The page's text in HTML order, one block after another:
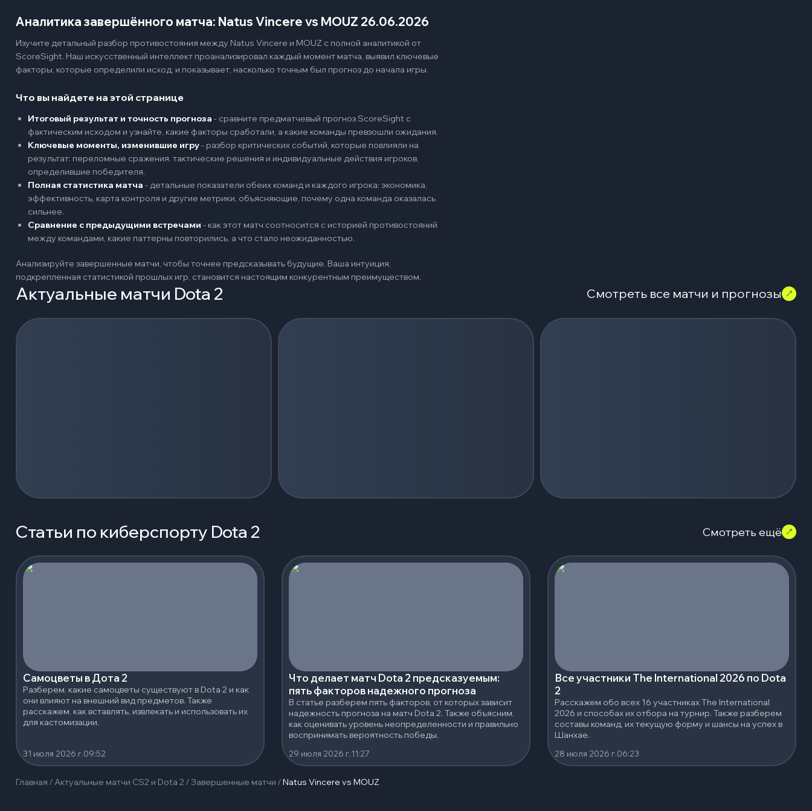
Аналитика завершённого матча: Natus Vincere vs MOUZ 26.06.2026
Изучите детальный разбор противостояния между Natus Vincere и MOUZ с полной аналитикой от
ScoreSight. Наш искусственный интеллект проанализировал каждый момент матча, выявил ключевые
факторы, которые определили исход, и показывает, насколько точным был прогноз до начала игры.
Что вы найдете на этой странице
Итоговый результат и точность прогноза - сравните предматчевый прогноз ScoreSight с
фактическим исходом и узнайте, какие факторы сработали, а какие команды превзошли ожидания.
Ключевые моменты, изменившие игру- разбор критических событий, которые повлияли на
результат: переломные сражения, тактические решения и индивидуальные действия игроков,
определившие победителя.
Полная статистика матча - детальные показатели обеих команд и каждого игрока: экономика,
эффективность, карта контроля и другие метрики, объясняющие, почему одна команда оказалась
сильнее.
Сравнение с предыдущими встречами - как этот матч соотносится с историей противостояний
между командами, какие паттерны повторились, а что стало неожиданностью.
Анализируйте завершенные матчи, чтобы точнее предсказывать будущие. Ваша интуиция,
подкрепленная статистикой прошлых игр, становится настоящим конкурентным преимуществом.
Актуальные матчи Dota 2 Смотреть все матчи и прогнозы
Загрузка событий...
Статьи по киберспорту Dota 2 Смотреть ещё
Самоцветы в Дота 2
Разберем, какие самоцветы существуют в Dota 2 и как
они влияют на внешний вид предметов. Также
расскажем, как вставлять, извлекать и использовать их
для кастомизации.
31 июля 2026 г.09:52
Что делает матч Dota 2 предсказуемым:
пять факторов надежного прогноза
В статье разберем пять факторов, от которых зависит
надежность прогноза на матч Dota 2. Также объясним,
как оценивать уровень неопределенности и правильно
воспринимать вероятность победы.
29 июля 2026 г.11:27
Все участники The International 2026 по Dota
2
Расскажем обо всех 16 участниках The International
2026 и способах их отбора на турнир. Также разберем
составы команд, их текущую форму и шансы на успех в
Шанхае.
28 июля 2026 г.06:23
Главная /Актуальные матчи CS2 и Dota 2 /Завершенные матчи /Natus Vincere vs MOUZ